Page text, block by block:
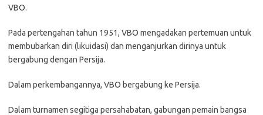
VBO.
Pada pertengahan tahun 1951, VBO mengadakan pertemuan untuk
membubarkan diri (likuidasi) dan menganjurkan dirinya untuk
bergabung dengan Persija.
Dalam perkembangannya, VBO bergabung ke Persija.
Dalam turnamen segitiga persahabatan, gabungan pemain bangsa